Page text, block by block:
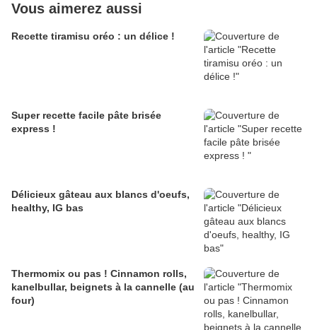
Vous aimerez aussi
Recette tiramisu oréo : un délice !
Super recette facile pâte brisée
express !
Délicieux gâteau aux blancs d'oeufs,
healthy, IG bas
Thermomix ou pas ! Cinnamon rolls,
kanelbullar, beignets à la cannelle (au
four)